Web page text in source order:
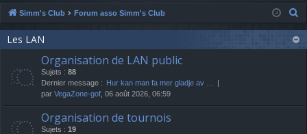
ès
ra
e
u
s
n
n
nr
eg
r
Simm's Club Forum asso Simm's Club
Les LAN
Organisation de LAN public
Sujets : 88
Dernier message : Hur kan man fa mer gladje av …
par VegaZone-gof , 06 août 2026, 06:59
Organisation de tournois
Sujets : 19